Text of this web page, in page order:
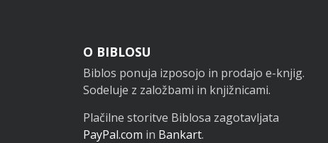
Noga
O BIBLOSU
Biblos ponuja izposojo in prodajo e-knjig.
Sodeluje z založbami in knjižnicami.
Plačilne storitve Biblosa zagotavljata
PayPal.com in Bankart.